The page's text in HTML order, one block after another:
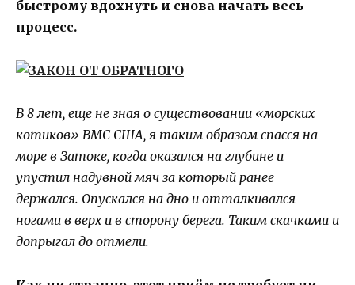
быстрому вдохнуть и снова начать весь
процесс.
В 8 лет, еще не зная о существовании «морских
котиков» ВМС США, я таким образом спасся на
море в Затоке, когда оказался на глубине и
упустил надувной мяч за который ранее
держался. Опускался на дно и отталкивался
ногами в верх и в сторону берега. Таким скачками и
допрыгал до отмели.